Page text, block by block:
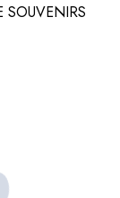
SOUVENIRS